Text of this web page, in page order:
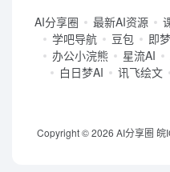
AI分享圈 最新AI资源
学吧导航
豆包 即
办公小浣熊
星流AI
白日梦AI
讯飞绘文
Copyright © 2026 AI分享圈 皖